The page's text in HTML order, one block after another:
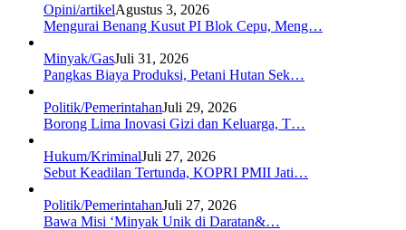
Opini/artikelAgustus 3, 2026
Mengurai Benang Kusut PI Blok Cepu, Meng…
Minyak/GasJuli 31, 2026
Pangkas Biaya Produksi, Petani Hutan Sek…
Politik/PemerintahanJuli 29, 2026
Borong Lima Inovasi Gizi dan Keluarga, T…
Hukum/KriminalJuli 27, 2026
Sebut Keadilan Tertunda, KOPRI PMII Jati…
Politik/PemerintahanJuli 27, 2026
Bawa Misi ‘Minyak Unik di Daratan&…